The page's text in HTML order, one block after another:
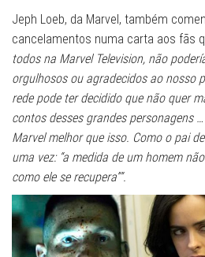
Jeph Loeb, da Marvel, também
cancelamentos numa carta aos fãs
todos na Marvel Television, não
orgulhosos ou agradecidos ao nosso
rede pode ter decidido que não quer
contos desses grandes personagens
Marvel melhor que isso. Como o pai
uma vez: “a medida de um homem
como ele se recupera””.